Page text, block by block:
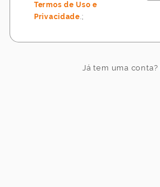
Idioma
Termos de Uso e
Privacidade.;
Já tem uma conta?